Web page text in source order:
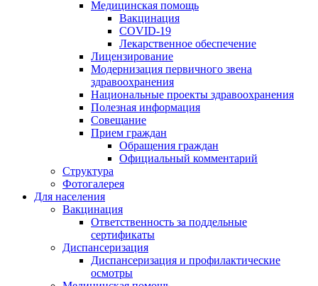
Медицинская помощь
Вакцинация
COVID-19
Лекарственное обеспечение
Лицензирование
Модернизация первичного звена
здравоохранения
Национальные проекты здравоохранения
Полезная информация
Совещание
Прием граждан
Обращения граждан
Официальный комментарий
Структура
Фотогалерея
Для населения
Вакцинация
Ответственность за поддельные
сертификаты
Диспансеризация
Диспансеризация и профилактические
осмотры